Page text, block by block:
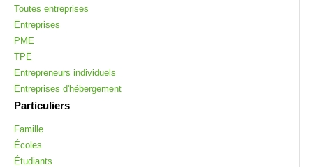
Toutes entreprises
Entreprises
PME
TPE
Entrepreneurs individuels
Entreprises d'hébergement
Particuliers
Famille
Écoles
Étudiants